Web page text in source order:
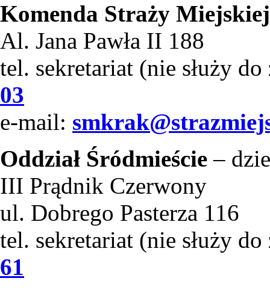
Komenda Straży
Al. Jana Pawła II 188
tel. sekretariat (nie służy
03
e-mail:
Oddział Śródmieście –
III Prądnik Czerwony
ul. Dobrego Pasterza 116
tel. sekretariat (nie służy
61